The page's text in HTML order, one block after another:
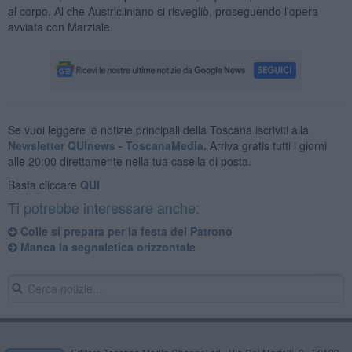
al corpo. Al che Austricliniano si risvegliò, proseguendo l'opera
avviata con Marziale.
Se vuoi leggere le notizie principali della Toscana iscriviti alla
Newsletter QUInews - ToscanaMedia. Arriva gratis tutti i giorni
alle 20:00 direttamente nella tua casella di posta.
Basta cliccare QUI
Ti potrebbe interessare anche:
Colle si prepara per la festa del Patrono
Manca la segnaletica orizzontale